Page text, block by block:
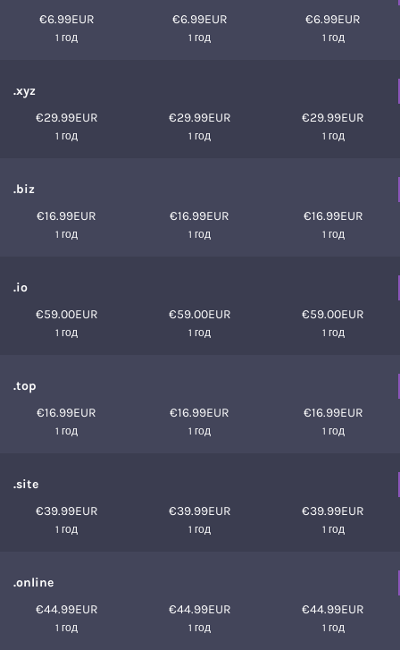
€6.99EUR
1 год
€6.99EUR
1 год
€6.99EUR
1 год
.xyz
€29.99EUR
1 год
€29.99EUR
1 год
€29.99EUR
1 год
.biz
€16.99EUR
1 год
€16.99EUR
1 год
€16.99EUR
1 год
.io
€59.00EUR
1 год
€59.00EUR
1 год
€59.00EUR
1 год
.top
€16.99EUR
1 год
€16.99EUR
1 год
€16.99EUR
1 год
.site
€39.99EUR
1 год
€39.99EUR
1 год
€39.99EUR
1 год
.online
€44.99EUR
1 год
€44.99EUR
1 год
€44.99EUR
1 год